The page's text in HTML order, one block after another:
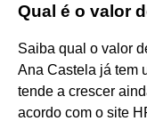
Qual é o valor
Saiba qual o valor
Ana Castela já tem
tende a crescer
acordo com o site